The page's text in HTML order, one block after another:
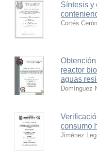
Síntesis y
Cortés
reactor
aguas
Domínguez
consumo
Jiménez